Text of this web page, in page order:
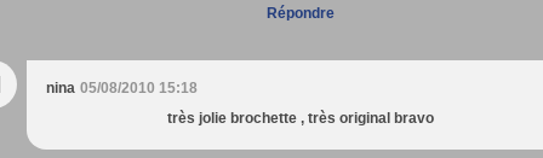
Répondre
nina 05/08/2010 15:18
très jolie brochette , très original bravo